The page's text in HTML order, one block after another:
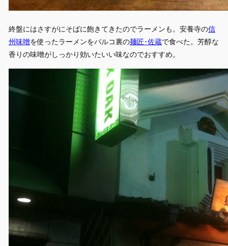
終盤にはさすがにそばに飽きてきたのでラーメンも。安養寺の信
州味噌を使ったラーメンをパルコ裏の麺匠･佐蔵で食べた。芳醇な
香りの味噌がしっかり効いたいい味なのでおすすめ。